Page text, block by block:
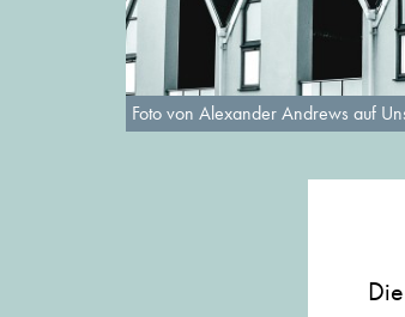
Foto von Alexander Andrews auf